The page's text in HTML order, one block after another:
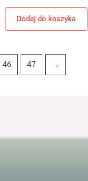
Dodaj do koszyka
46 47 →